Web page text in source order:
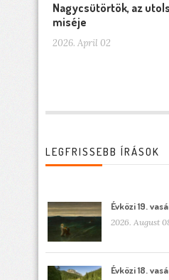
Nagycsütörtök, az
miséje
2026. April 02
LEGFRISSEBB ÍRÁSOK
Évközi 19.
2026. August
Évközi 18.